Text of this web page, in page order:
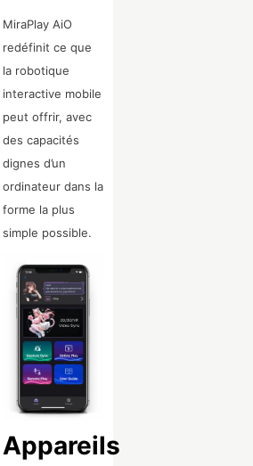
MiraPlay AiO
redéfinit ce que
la robotique
interactive mobile
peut offrir, avec
des capacités
dignes d’un
ordinateur dans la
forme la plus
simple possible.
Appareils